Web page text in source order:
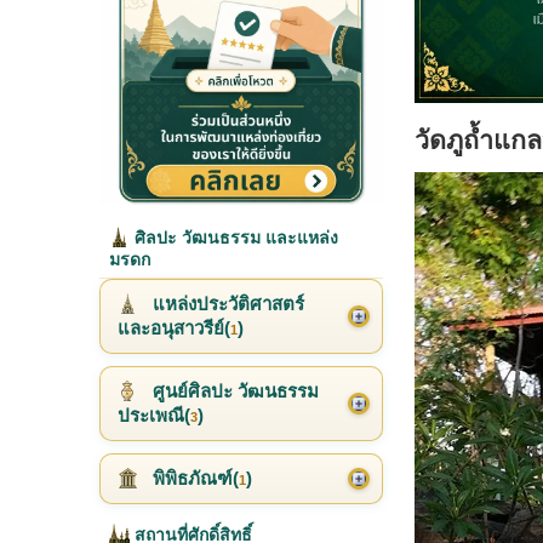
วัดภูถ้ำแก
ศิลปะ วัฒนธรรม และแหล่ง
มรดก
แหล่งประวัติศาสตร์
และอนุสาวรีย์(1)
ศูนย์ศิลปะ วัฒนธรรม
ประเพณี(3)
พิพิธภัณฑ์(1)
สถานที่ศักดิ์สิทธิ์